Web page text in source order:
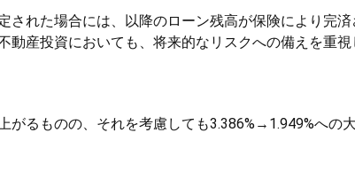
された場合には、以降のローン残高が保険により完済
動産投資においても、将来的なリスクへの備えを重視
がるものの、それを考慮しても3.386%→1.949%への